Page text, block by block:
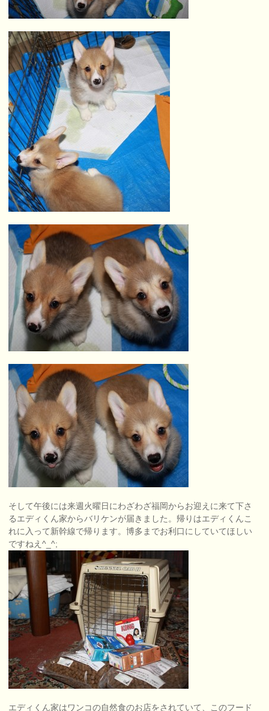
そして午後には来週火曜日にわざわざ福岡からお迎えに来て下さ
るエディくん家からバリケンが届きました。帰りはエディくんこ
れに入って新幹線で帰ります。博多までお利口にしていてほしい
ですねえ^_^;
エディくん家はワンコの自然食のお店をされていて、このフード